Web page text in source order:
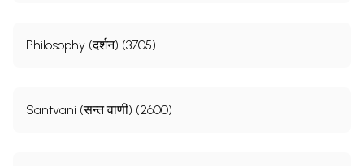
Philosophy (दर्शन) (3705)
Santvani (सन्त वाणी) (2600)